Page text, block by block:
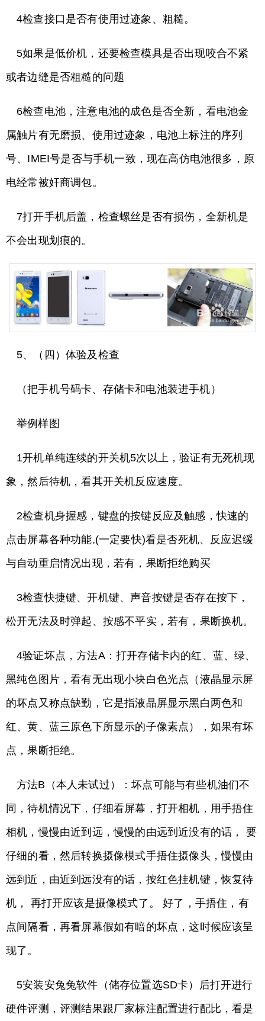
4检查接口是否有使用过迹象、粗糙。
5如果是低价机，还要检查模具是否出现咬合不紧
或者边缝是否粗糙的问题
6检查电池，注意电池的成色是否全新，看电池金
属触片有无磨损、使用过迹象，电池上标注的序列
号、IMEI号是否与手机一致，现在高仿电池很多，原
电经常被奸商调包。
7打开手机后盖，检查螺丝是否有损伤，全新机是
不会出现划痕的。
5、（四）体验及检查
（把手机号码卡、存储卡和电池装进手机）
举例样图
1开机单纯连续的开关机5次以上，验证有无死机现
象，然后待机，看其开关机反应速度。
2检查机身握感，键盘的按键反应及触感，快速的
点击屏幕各种功能,(一定要快)看是否死机、反应迟缓
与自动重启情况出现，若有，果断拒绝购买
3检查快捷键、开机键、声音按键是否存在按下，
松开无法及时弹起、按感不平实，若有，果断换机。
4验证坏点，方法A：打开存储卡内的红、蓝、绿、
黑纯色图片，看有无出现小块白色光点（液晶显示屏
的坏点又称点缺勤，它是指液晶屏显示黑白两色和
红、黄、蓝三原色下所显示的子像素点），如果有坏
点，果断拒绝。
方法B（本人未试过）：坏点可能与有些机油们不
同，待机情况下，仔细看屏幕，打开相机，用手捂住
相机，慢慢由近到远，慢慢的由远到近没有的话， 要
仔细的看，然后转换摄像模式手捂住摄像头，慢慢由
远到近，由近到远没有的话，按红色挂机键，恢复待
机， 再打开应该是摄像模式了。 好了，手捂住，有
点间隔看，再看屏幕假如有暗的坏点，这时候应该呈
现了。
5安装安兔兔软件（储存位置选SD卡）后打开进行
硬件评测，评测结果跟厂家标注配置进行配比，看是